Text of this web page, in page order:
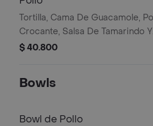
Tortilla, Cama De Guacamole,
Crocante, Salsa De Tamarindo Y
Coleslaw.
$ 40.800
Bowls
Bowl de Pollo